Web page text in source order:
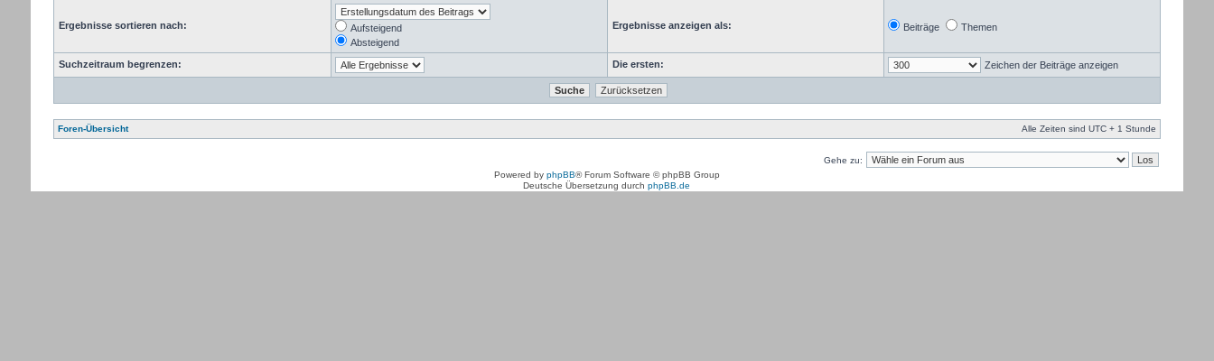
Ergebnisse sortieren nach:
Aufsteigend
Absteigend
Ergebnisse anzeigen als: Beiträge Themen
Suchzeitraum begrenzen: Die ersten: Zeichen der Beiträge anzeigen
Foren-Übersicht Alle Zeiten sind UTC + 1 Stunde
Gehe zu:
Powered by phpBB® Forum Software © phpBB Group
Deutsche Übersetzung durchphpBB.de